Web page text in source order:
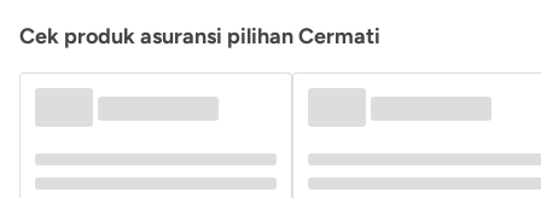
Cek produk asuransi pilihan Cermati